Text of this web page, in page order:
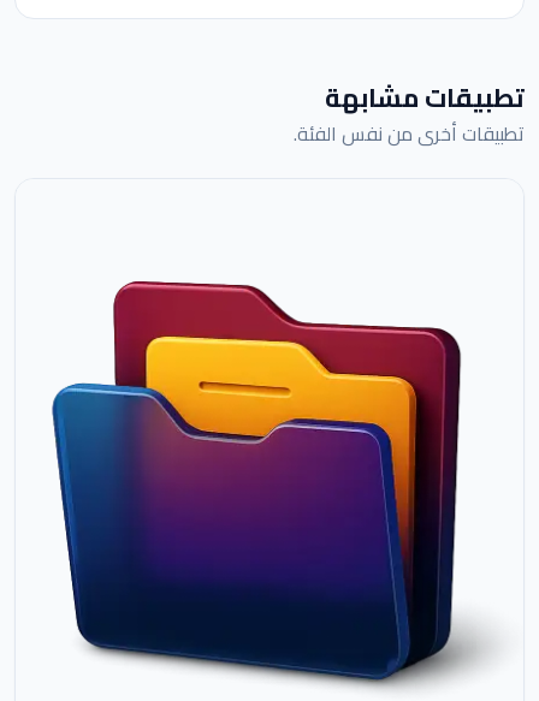
تطبيقات مشابهة
تطبيقات أخرى من نفس الفئة.